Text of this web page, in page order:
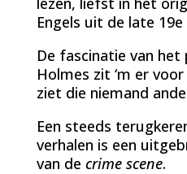
Engels uit de late
De fascinatie van het
Holmes zit ‘m er
ziet die niemand
Een steeds
verhalen is een
van de crime scene.